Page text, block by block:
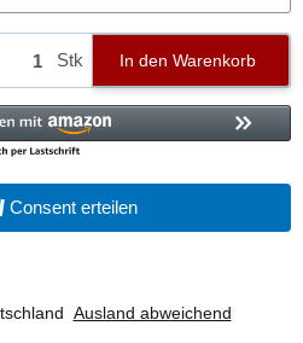
Stk In den Warenkorb
Consent erteilen
Ausland abweichend